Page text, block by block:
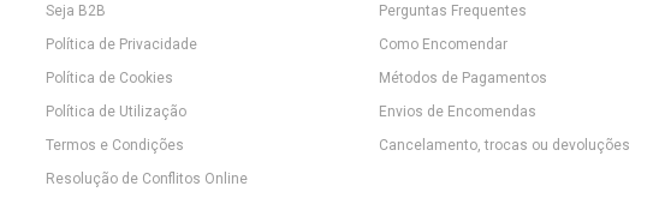
Seja B2B
Política de Privacidade
Política de Cookies
Política de Utilização
Termos e Condições
Resolução de Conflitos Online
Perguntas Frequentes
Como Encomendar
Métodos de Pagamentos
Envios de Encomendas
Cancelamento, trocas ou devoluções